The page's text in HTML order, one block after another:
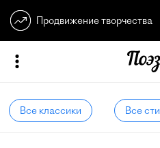
Продвижение творчества
Все классики Все